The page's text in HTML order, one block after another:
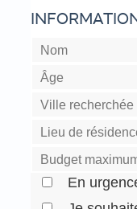
En